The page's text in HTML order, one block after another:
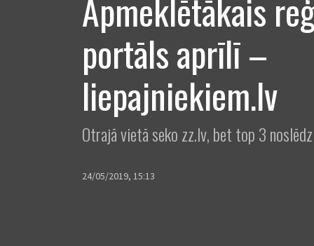
Apmeklētākais
portāls aprīlī –
liepajniekiem.lv
Otrajā vietā seko zz.lv, bet top 3
24/05/2019, 15:13